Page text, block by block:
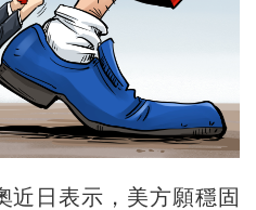
日表示，美方願穩固